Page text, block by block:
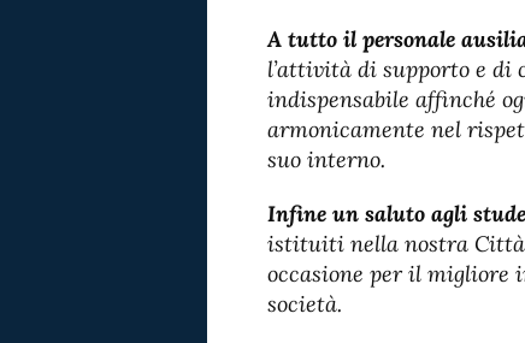
A tutto il personale
l’attività di supporto e di
indispensabile affinché
armonicamente nel
suo interno.
Infine un saluto agli
istituiti nella nostra
occasione per il migliore
società.